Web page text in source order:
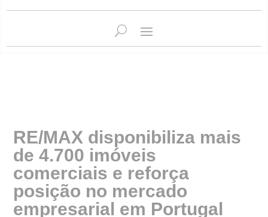
RE/MAX disponibiliza mais
de 4.700 imóveis
comerciais e reforça
posição no mercado
empresarial em Portugal